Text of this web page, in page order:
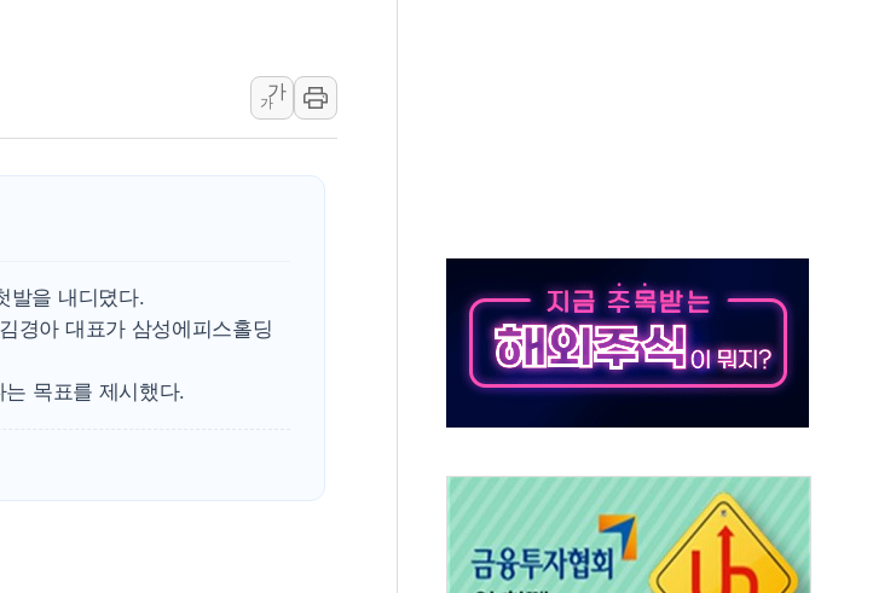
[컨콜] 네이버, "엔비디아와 공고한 파트너십 이어갈 예정"
美공화, 韓 '개정 정통망법'에 항의 서한…"표현의 자유 위협"
최영근 한국전광 대표, ESG경영대상 환경부분 최우수상 수상
가
가
발을 내디뎠다.
경아 대표가 삼성에피스홀딩
목표를 제시했다.